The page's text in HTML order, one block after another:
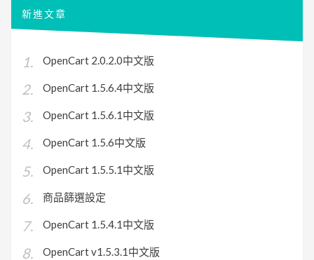
新進文章
OpenCart 2.0.2.0中文版
OpenCart 1.5.6.4中文版
OpenCart 1.5.6.1中文版
OpenCart 1.5.6中文版
OpenCart 1.5.5.1中文版
商品篩選設定
OpenCart 1.5.4.1中文版
OpenCart v1.5.3.1中文版